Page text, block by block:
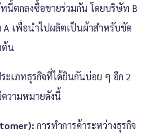
นี้ตกลงซื้อขายร่วมกัน โดยบริษัท B
เพื่อนำไปผลิตเป็นผ้าสำหรับขัด
ต้น
ะเภทธุรกิจที่ได้ยินกันบ่อย ๆ อีก 2
ความหมายดังนี้
การทำการค้าระหว่างธุรกิจ